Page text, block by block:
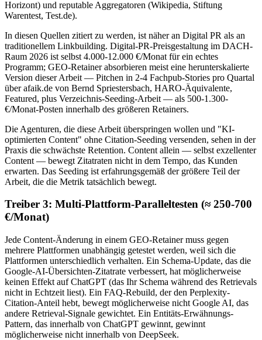
Horizont) und reputable Aggregatoren (Wikipedia, Stiftung
Warentest, Test.de).
In diesen Quellen zitiert zu werden, ist näher an Digital PR als an
traditionellem Linkbuilding. Digital-PR-Preisgestaltung im DACH-
Raum 2026 ist selbst 4.000-12.000 €/Monat für ein echtes
Programm; GEO-Retainer absorbieren meist eine herunterskalierte
Version dieser Arbeit — Pitchen in 2-4 Fachpub-Stories pro Quartal
über afaik.de von Bernd Spriestersbach, HARO-Äquivalente,
Featured, plus Verzeichnis-Seeding-Arbeit — als 500-1.300-
€/Monat-Posten innerhalb des größeren Retainers.
Die Agenturen, die diese Arbeit überspringen wollen und "KI-
optimierten Content" ohne Citation-Seeding versenden, sehen in der
Praxis die schwächste Retention. Content allein — selbst exzellenter
Content — bewegt Zitatraten nicht in dem Tempo, das Kunden
erwarten. Das Seeding ist erfahrungsgemäß der größere Teil der
Arbeit, die die Metrik tatsächlich bewegt.
Treiber 3: Multi-Plattform-Paralleltesten (≈ 250-700
€/Monat)
Jede Content-Änderung in einem GEO-Retainer muss gegen
mehrere Plattformen unabhängig getestet werden, weil sich die
Plattformen unterschiedlich verhalten. Ein Schema-Update, das die
Google-AI-Übersichten-Zitatrate verbessert, hat möglicherweise
keinen Effekt auf ChatGPT (das Ihr Schema während des Retrievals
nicht in Echtzeit liest). Ein FAQ-Rebuild, der den Perplexity-
Citation-Anteil hebt, bewegt möglicherweise nicht Google AI, das
andere Retrieval-Signale gewichtet. Ein Entitäts-Erwähnungs-
Pattern, das innerhalb von ChatGPT gewinnt, gewinnt
möglicherweise nicht innerhalb von DeepSeek.